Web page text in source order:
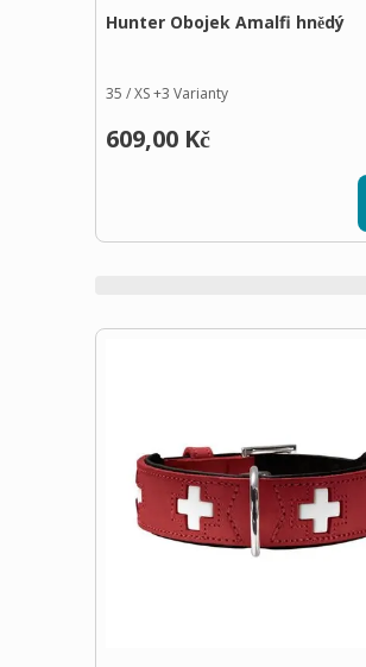
Hunter Obojek Amalfi hnědý
35 / XS+3 Varianty
609,00 Kč